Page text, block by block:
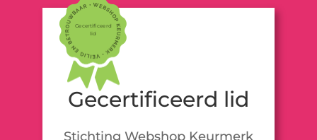
Gecertificeerd
lid
Gecertificeerd lid
Stichting Webshop Keurmerk